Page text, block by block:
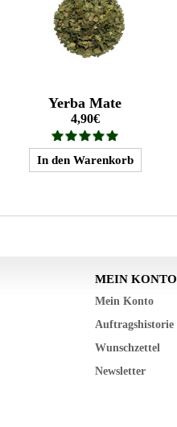
Yerba Mate
4,90€
MEIN KONTO
Mein Konto
Auftragshistorie
Wunschzettel
Newsletter